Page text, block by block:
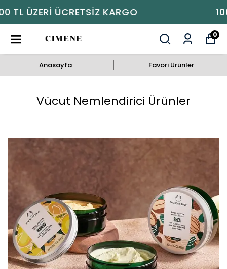
1000 TL ÜZERI ÜCRETSIZ KARGO
0
Anasayfa Favori Ürünler
Vücut Nemlendirici Ürünler